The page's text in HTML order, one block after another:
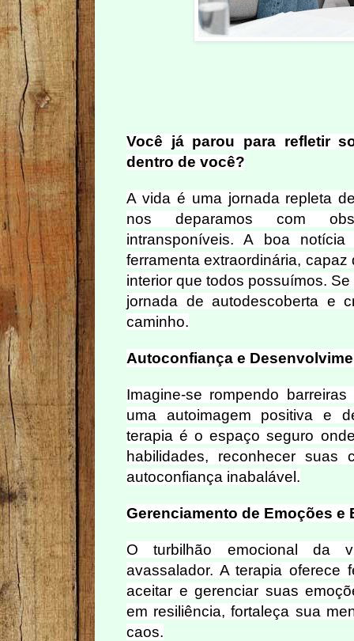
Você já parou para refletir
dentro de você?
A vida é uma jornada repleta
nos deparamos com
intransponíveis. A boa
ferramenta extraordinária,
interior que todos possuímos.
jornada de autodescoberta e
caminho.
Autoconfiança e
Imagine-se rompendo
uma autoimagem positiva e
terapia é o espaço seguro
habilidades, reconhecer suas
autoconfiança inabalável.
Gerenciamento de Emoções e
O turbilhão emocional da
avassalador. A terapia oferece
aceitar e gerenciar suas
em resiliência, fortaleça sua
caos.